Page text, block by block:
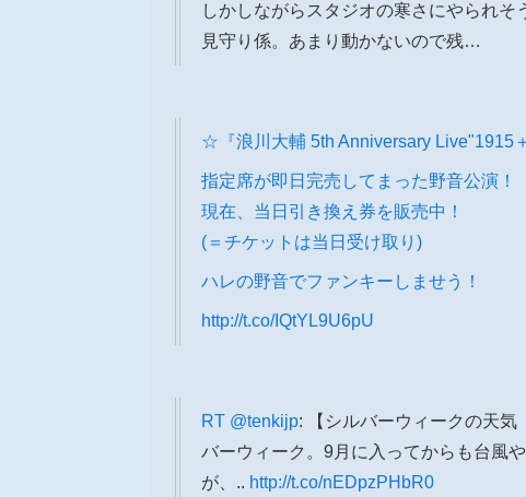
しかしながらスタジオの寒さにやられ
見守り係。あまり動かないので残…
☆『浪川大輔 5th Anniversary Live"1915
指定席が即日完売してまった野音公演！
現在、当日引き換え券を販売中！
(＝チケットは当日受け取り)
ハレの野音でファンキーしませう！
http://t.co/IQtYL9U6pU
RT @tenkijp: 【シルバーウィークの天
バーウィーク。9月に入ってからも台風
が、.. http://t.co/nEDpzPHbR0